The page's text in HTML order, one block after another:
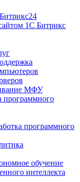
1С Битрикс
МФУ
программного
программного
обучение
интеллекта